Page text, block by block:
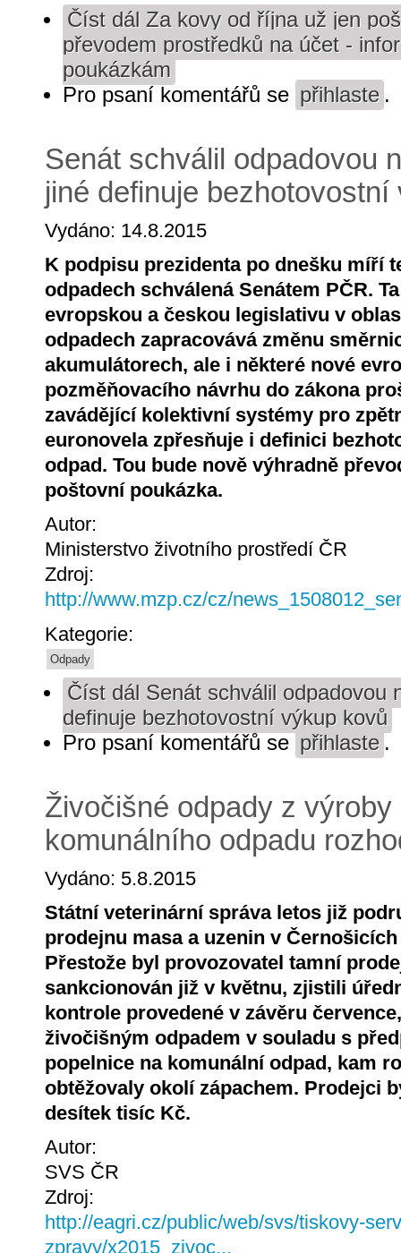
Číst dál Za kovy od října už jen
převodem prostředků na účet -
poukázkám
Pro psaní komentářů se přihlaste .
Senát schválil odpadovou
jiné definuje
Vydáno: 14.8.2015
K podpisu prezidenta po dnešku míří
odpadech schválená Senátem PČR.
evropskou a českou legislativu v
odpadech zapracovává změnu
akumulátorech, ale i některé nové
pozměňovacího návrhu do zákona
zavádějící kolektivní systémy pro
euronovela zpřesňuje i definici
odpad. Tou bude nově výhradně
poštovní poukázka.
Autor:
Ministerstvo životního prostředí ČR
Zdroj:
http://www.mzp.cz/cz/
Kategorie:
Odpady
Číst dál Senát schválil odpadovou
definuje bezhotovostní výkup kovů
Pro psaní komentářů se přihlaste .
Živočišné odpady z výroby
komunálního odpadu
Vydáno: 5.8.2015
Státní veterinární správa letos již
prodejnu masa a uzenin v
Přestože byl provozovatel tamní
sankcionován již v květnu, zjistili
kontrole provedené v závěru
živočišným odpadem v souladu s
popelnice na komunální odpad, kam
obtěžovaly okolí zápachem. Prodejci
desítek tisíc Kč.
Autor:
SVS ČR
Zdroj:
http://eagri.cz/public/web/svs/tiskovy-
zpravy/x2015_zivoc...